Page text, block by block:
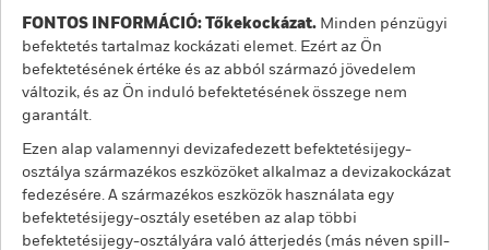
FONTOS INFORMÁCIÓ: Tőkekockázat. Minden pénzügyi
befektetés tartalmaz kockázati elemet. Ezért az Ön
befektetésének értéke és az abból származó jövedelem
változik, és az Ön induló befektetésének összege nem
garantált.
Ezen alap valamennyi devizafedezett befektetésijegy-
osztálya származékos eszközöket alkalmaz a devizakockázat
fedezésére. A származékos eszközök használata egy
befektetésijegy-osztály esetében az alap többi
befektetésijegy-osztályára való átterjedés (más néven spill-